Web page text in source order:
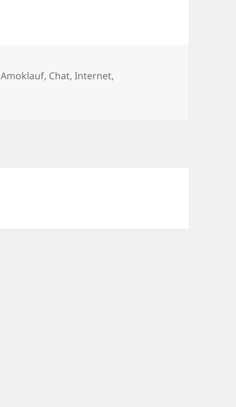
Schlagwörter
Amoklauf, Chat,Internet,